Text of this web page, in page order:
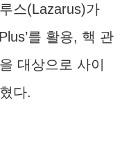
스(Lazarus)가
를 활용, 핵 관
대상으로 사이
다.